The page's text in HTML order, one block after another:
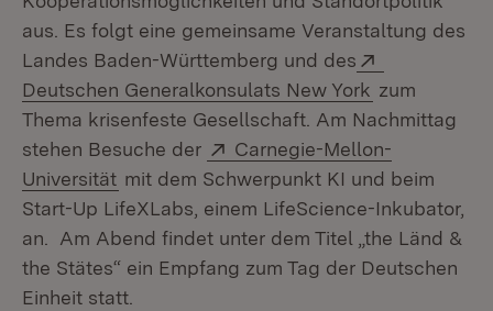
aus. Es folgt eine gemeinsame Veranstaltung des
Landes Baden-Württemberg und des
Deutschen Generalkonsulats New York (Öffnet in
zum
Thema krisenfeste Gesellschaft. Am Nachmittag
stehen Besuche der
Extern:
Carnegie-Mellon-
Universität (Öffnet in neuem Fenster)
mit dem Schwerpunkt KI und beim
Start-Up LifeXLabs, einem LifeScience-Inkubator,
an. Am Abend findet unter dem Titel „the Länd &
the Stätes“ ein Empfang zum Tag der Deutschen
Einheit statt.